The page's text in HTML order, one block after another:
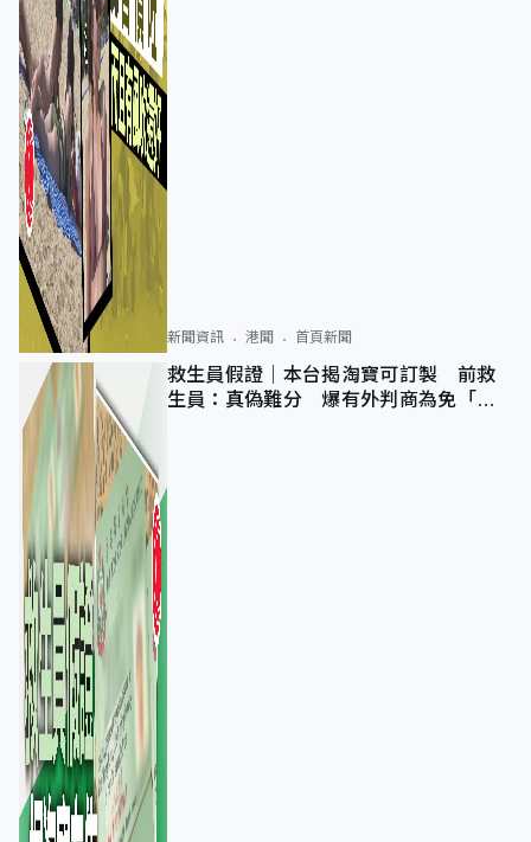
新聞資訊 港聞 首頁新聞
救生員假證｜本台揭淘寶可訂製 前救
生員：真偽難分 爆有外判商為免「封